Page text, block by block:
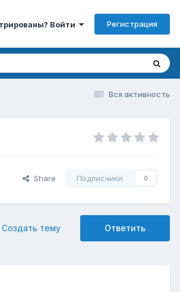
Войти Регистрация
Вся активность
Share Подписчики 0
Ответить
Создать тему